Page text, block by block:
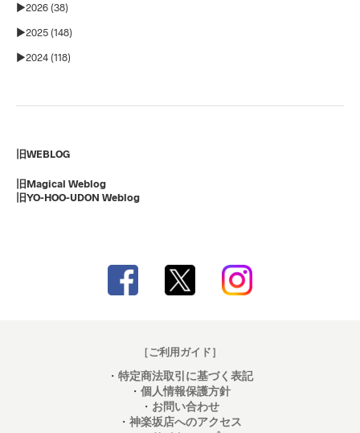
►2026 (38)
►2025 (148)
►2024 (118)
旧WEBLOG
旧Magical Weblog
旧YO-HOO-UDON Weblog
［ご利用ガイド］
・ 特定商法取引に基づく表記
・ 個人情報保護方針
・ お問い合わせ
・ 神楽坂店へのアクセス